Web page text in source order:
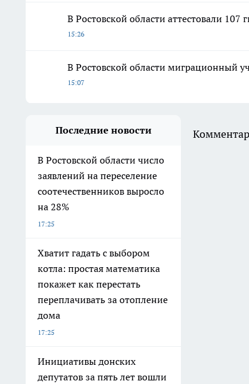
В Ростовской области аттестовали
15:26
В Ростовской области миграционный
15:07
Последние новости
В Ростовской области число
заявлений на переселение
соотечественников выросло
на 28%
17:25
Хватит гадать с выбором
котла: простая математика
покажет как перестать
переплачивать за отопление
дома
17:25
Инициативы донских
депутатов за пять лет вошли